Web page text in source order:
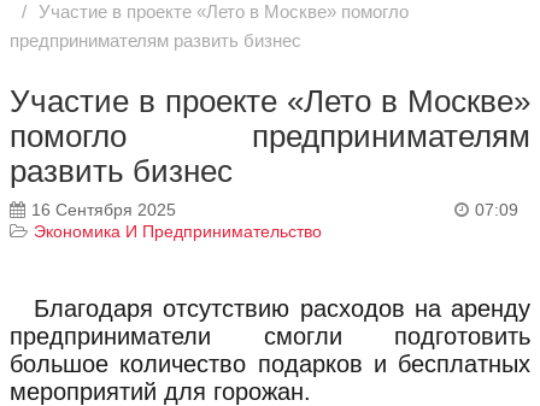
Участие в проекте «Лето в Москве» помогло
предпринимателям развить бизнес
Участие в проекте «Лето в Москве»
помогло предпринимателям
развить бизнес
16 Сентября 2025
07:09
Экономика И Предпринимательство
Благодаря отсутствию расходов на аренду
предприниматели смогли подготовить
большое количество подарков и бесплатных
мероприятий для горожан.